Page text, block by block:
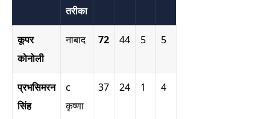
तरीका
कूपर
कोनोली
नाबाद 72 44 5 5
प्रभसिमरन
सिंह
c
कृष्णा
37 24 1 4